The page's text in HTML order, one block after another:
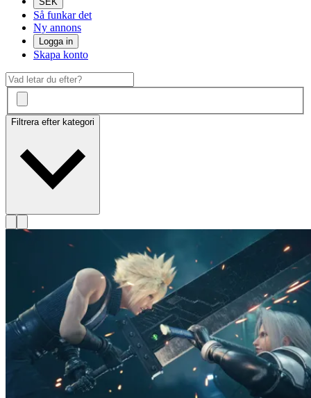
Så funkar det
Ny annons
Logga in
Skapa konto
Filtrera efter kategori